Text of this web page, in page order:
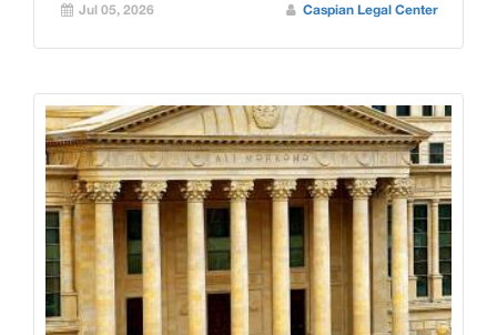
Jul 05, 2026 Caspian Legal Center